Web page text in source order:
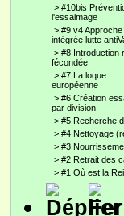
> #10bis
l'essaimage
> #9 v4 Approche
intégrée lutte
> #8 Introduction
fécondée
> #7 La loque
européenne
> #6 Création
par division
> #5 Recherche
> #4 Nettoyage
> #3
> #2 Retrait des
> #1 Où est la